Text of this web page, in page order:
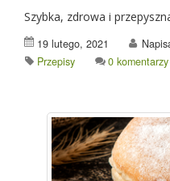
Szybka, zdrowa i
19 lutego, 2021
Przepisy
0 komentarzy